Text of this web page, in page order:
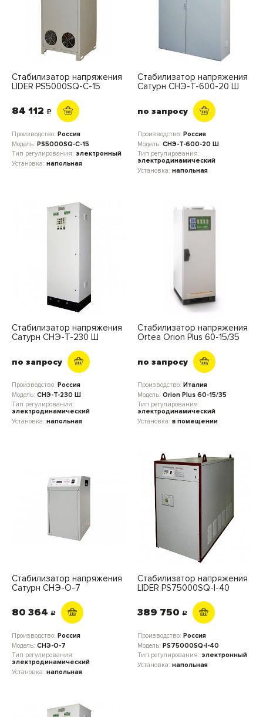
Стабилизатор напряжения
LIDER PS5000SQ-C-15
84 112 c
Производство: Россия
Модель: PS5000SQ-C-15
Тип регулирования: электронный
Установка: напольная
Стабилизатор напряжения
Сатурн СНЭ-Т-600-20 Ш
по запросу
Производство: Россия
Модель: СНЭ-Т-600-20 Ш
Тип регулирования:
электродинамический
Установка: напольная
Стабилизатор напряжения
Сатурн СНЭ-Т-230 Ш
по запросу
Производство: Россия
Модель: СНЭ-Т-230 Ш
Тип регулирования:
электродинамический
Установка: напольная
Стабилизатор напряжения
Ortea Orion Plus 60-15/35
по запросу
Производство: Италия
Модель: Orion Plus 60-15/35
Тип регулирования:
электродинамический
Установка: в помещении
Стабилизатор напряжения
Сатурн СНЭ-О-7
80 364 c
Производство: Россия
Модель: СНЭ-О-7
Тип регулирования:
электродинамический
Установка: напольная
Стабилизатор напряжения
LIDER PS75000SQ-I-40
389 750 c
Производство: Россия
Модель: PS75000SQ-I-40
Тип регулирования: электронный
Установка: напольная